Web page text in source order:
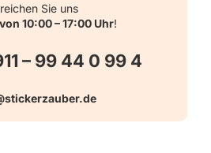
und
Sie uns
10:00 – 17:00 Uhr!
– 99 44 0 99 4